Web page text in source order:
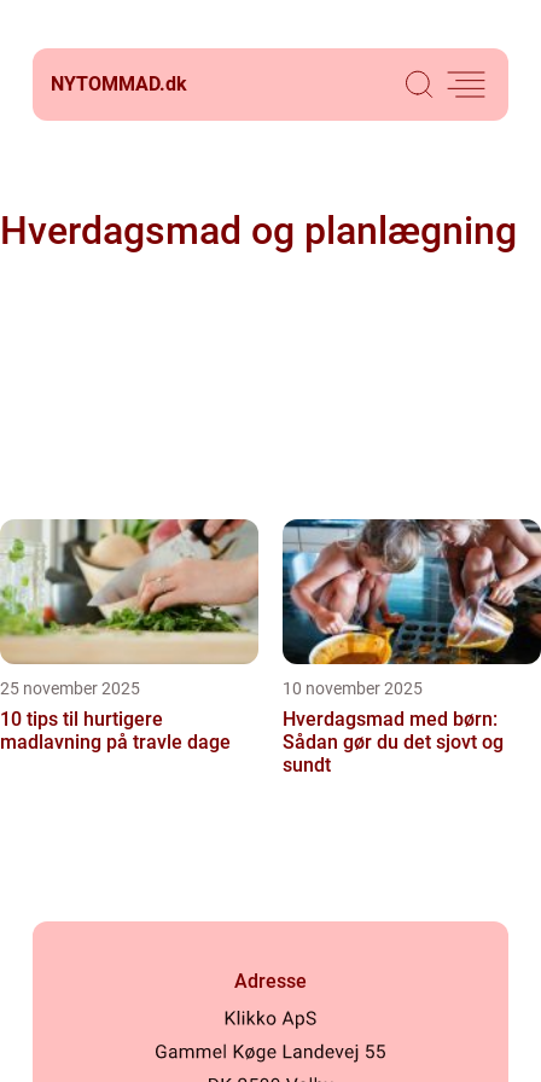
NYTOMMAD.dk
Hverdagsmad og planlægning
25 november 2025
10 tips til hurtigere
madlavning på travle dage
10 november 2025
Hverdagsmad med børn:
Sådan gør du det sjovt og
sundt
Adresse